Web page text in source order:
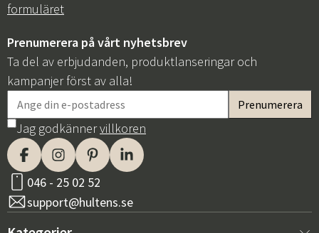
formuläret
Prenumerera på vårt nyhetsbrev
Ta del av erbjudanden, produktlanseringar och
kampanjer först av alla!
Jag godkännervillkoren
046 - 25 02 52
support@hultens.se